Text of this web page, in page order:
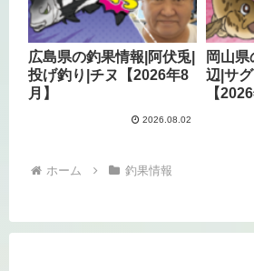
広島県の釣果情報|阿伏兎|
投げ釣り|チヌ【2026年8
月】
2026.08.02
岡山
辺|サ
【
ホーム 釣果情報